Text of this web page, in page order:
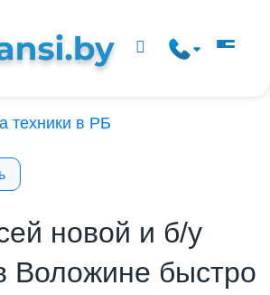
техники в РБ
новой и б/у
Воложине быстро